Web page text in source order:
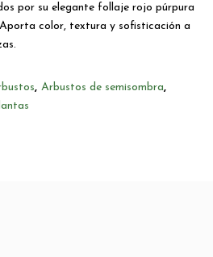
por su elegante follaje rojo púrpura
color, textura y sofisticación a
, Arbustos de semisombra,